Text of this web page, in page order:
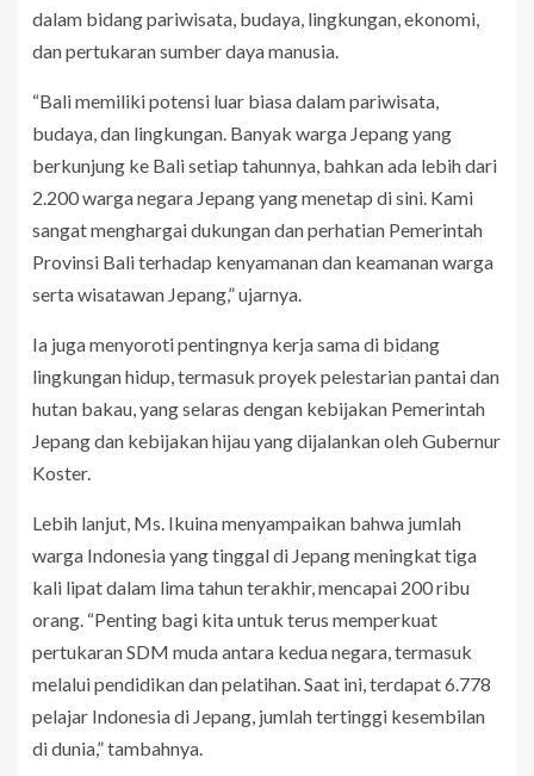
dalam bidang pariwisata, budaya, lingkungan, ekonomi,
dan pertukaran sumber daya manusia.
“Bali memiliki potensi luar biasa dalam pariwisata,
budaya, dan lingkungan. Banyak warga Jepang yang
berkunjung ke Bali setiap tahunnya, bahkan ada lebih dari
2.200 warga negara Jepang yang menetap di sini. Kami
sangat menghargai dukungan dan perhatian Pemerintah
Provinsi Bali terhadap kenyamanan dan keamanan warga
serta wisatawan Jepang,” ujarnya.
Ia juga menyoroti pentingnya kerja sama di bidang
lingkungan hidup, termasuk proyek pelestarian pantai dan
hutan bakau, yang selaras dengan kebijakan Pemerintah
Jepang dan kebijakan hijau yang dijalankan oleh Gubernur
Koster.
Lebih lanjut, Ms. Ikuina menyampaikan bahwa jumlah
warga Indonesia yang tinggal di Jepang meningkat tiga
kali lipat dalam lima tahun terakhir, mencapai 200 ribu
orang. “Penting bagi kita untuk terus memperkuat
pertukaran SDM muda antara kedua negara, termasuk
melalui pendidikan dan pelatihan. Saat ini, terdapat 6.778
pelajar Indonesia di Jepang, jumlah tertinggi kesembilan
di dunia,” tambahnya.